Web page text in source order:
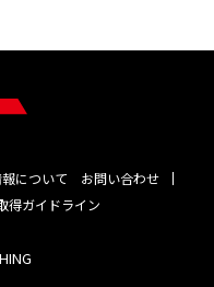
について
お問い合わせ
得ガイドライン